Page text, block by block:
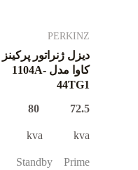
PERKINZ
کاوا مدل 1104A-
44TG1
72.5 80
kva kva
Standby Prime